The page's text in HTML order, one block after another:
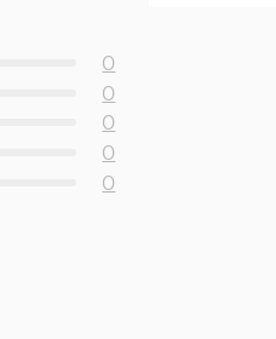
0
0
0
0
0